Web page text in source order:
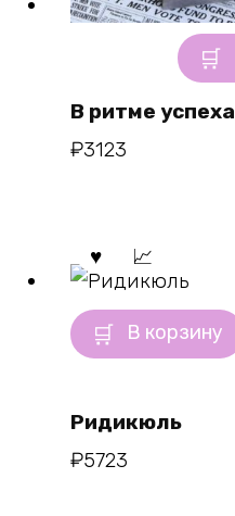
В ритме успеха
₽3123
В корзину
Ридикюль
₽5723